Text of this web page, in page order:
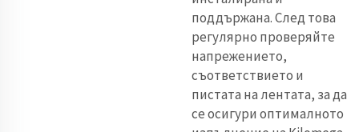
поддържана. След това
регулярно проверяйте
напрежението,
съответствието и
пистата на лентата, за да
се осигури оптималното